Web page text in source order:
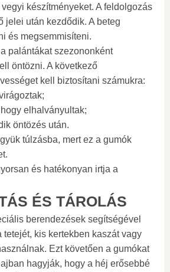
készítményeket. A feldolgozás
jelei után kezdődik. A beteg
és megsemmisíteni.
palántákat szezononként
öntözni. A következő
kell biztosítani számukra:
elhalványultak;
öntözés után.
túlzásba, mert ez a gumók
és hatékonyan irtja a
ÉS TÁROLÁS
berendezések segítségével
kis kertekben kaszát vagy
Ezt követően a gumókat
hagyják, hogy a héj erősebbé